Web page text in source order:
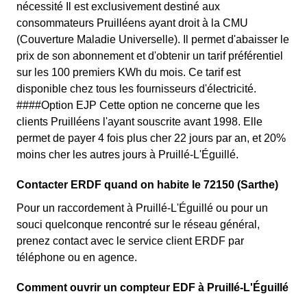
nécessité Il est exclusivement destiné aux
consommateurs Pruilléens ayant droit à la CMU
(Couverture Maladie Universelle). Il permet d'abaisser le
prix de son abonnement et d'obtenir un tarif préférentiel
sur les 100 premiers KWh du mois. Ce tarif est
disponible chez tous les fournisseurs d'électricité.
####Option EJP Cette option ne concerne que les
clients Pruilléens l'ayant souscrite avant 1998. Elle
permet de payer 4 fois plus cher 22 jours par an, et 20%
moins cher les autres jours à Pruillé-L'Éguillé.
Contacter ERDF quand on habite le 72150 (Sarthe)
Pour un raccordement à Pruillé-L'Éguillé ou pour un
souci quelconque rencontré sur le réseau général,
prenez contact avec le service client ERDF par
téléphone ou en agence.
Comment ouvrir un compteur EDF à Pruillé-L'Éguillé